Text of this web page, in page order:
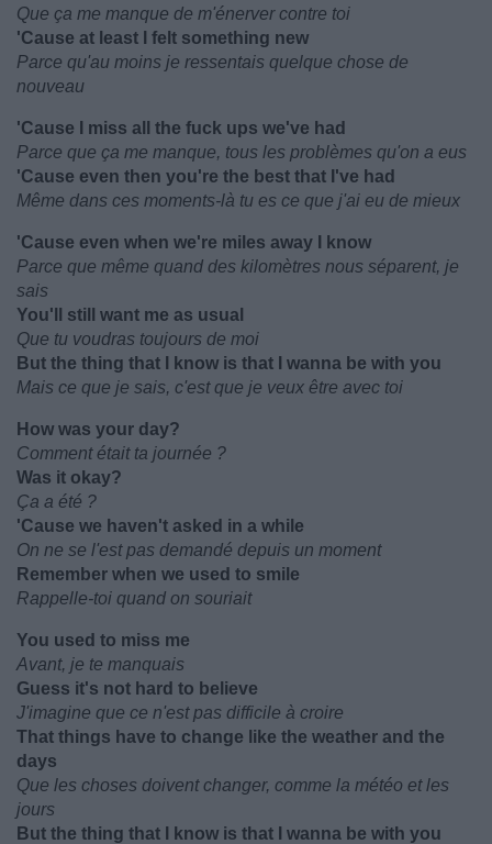
Que ça me manque de m'énerver contre toi
'Cause at least I felt something new
Parce qu'au moins je ressentais quelque chose de
nouveau
'Cause I miss all the fuck ups we've had
Parce que ça me manque, tous les problèmes qu'on a eus
'Cause even then you're the best that I've had
Même dans ces moments-là tu es ce que j'ai eu de mieux
'Cause even when we're miles away I know
Parce que même quand des kilomètres nous séparent, je
sais
You'll still want me as usual
Que tu voudras toujours de moi
But the thing that I know is that I wanna be with you
Mais ce que je sais, c'est que je veux être avec toi
How was your day?
Comment était ta journée ?
Was it okay?
Ça a été ?
'Cause we haven't asked in a while
On ne se l'est pas demandé depuis un moment
Remember when we used to smile
Rappelle-toi quand on souriait
You used to miss me
Avant, je te manquais
Guess it's not hard to believe
J'imagine que ce n'est pas difficile à croire
That things have to change like the weather and the
days
Que les choses doivent changer, comme la météo et les
jours
But the thing that I know is that I wanna be with you